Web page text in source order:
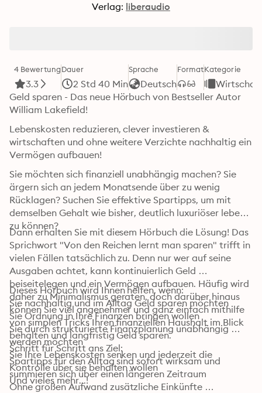
Verlag: liberaudio
4 Bewertung
3.3
Dauer
2 Std 40 Min
Sprache
Deutsch
FormatKategorie
Geld sparen - Das neue Hörbuch von Bestseller Autor
William Lakefield!
Lebenskosten reduzieren, clever investieren &
wirtschaften und ohne weitere Verzichte nachhaltig ein
Vermögen aufbauen!
Sie möchten sich finanziell unabhängig machen? Sie
ärgern sich an jedem Monatsende über zu wenig
Rücklagen? Suchen Sie effektive Spartipps, um mit
demselben Gehalt wie bisher, deutlich luxuriöser leben
zu können?
Dann erhalten Sie mit diesem Hörbuch die Lösung! Das
Sprichwort "Von den Reichen lernt man sparen" trifft in
vielen Fällen tatsächlich zu. Denn nur wer auf seine
Ausgaben achtet, kann kontinuierlich Geld
beiseitelegen und ein Vermögen aufbauen. Häufig wird
daher zu Minimalismus geraten, doch darüber hinaus
können Sie viel angenehmer und ganz einfach mithilfe
von simplen Tricks Ihren finanziellen Haushalt im Blick
behalten und langfristig Geld sparen.
Dieses Hörbuch wird Ihnen helfen, wenn:
Sie nachhaltig und im Alltag Geld sparen möchten
Sie Ordnung in Ihre Finanzen bringen wollen
Sie durch strukturierte Finanzplanung unabhängig
werden möchten
Sie Ihre Lebenskosten senken und jederzeit die
Kontrolle über sie behalten wollen
Und vieles mehr...!
Schritt für Schritt ans Ziel:
Spartipps für den Alltag sind sofort wirksam und
summieren sich über einen längeren Zeitraum
Ohne großen Aufwand zusätzliche Einkünfte